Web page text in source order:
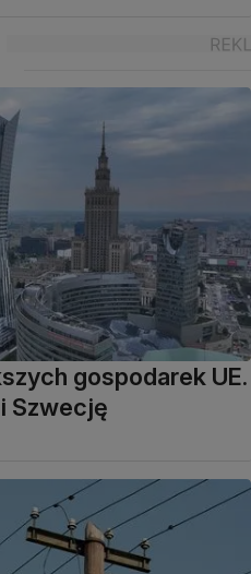
gospodarek UE.
Szwecję